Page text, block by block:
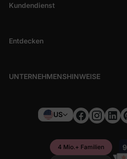
Kundendienst
Entdecken
UNTERNEHMENSHINWEISE
US
4 Mio.+ Familien